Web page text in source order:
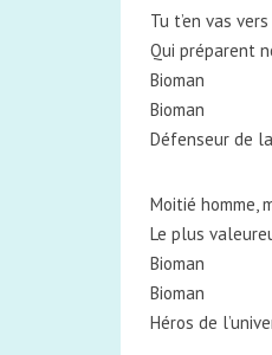
Tu t’en vas
Qui préparent
Bioman
Bioman
Défenseur de
Moitié homme,
Le plus
Bioman
Bioman
Héros de